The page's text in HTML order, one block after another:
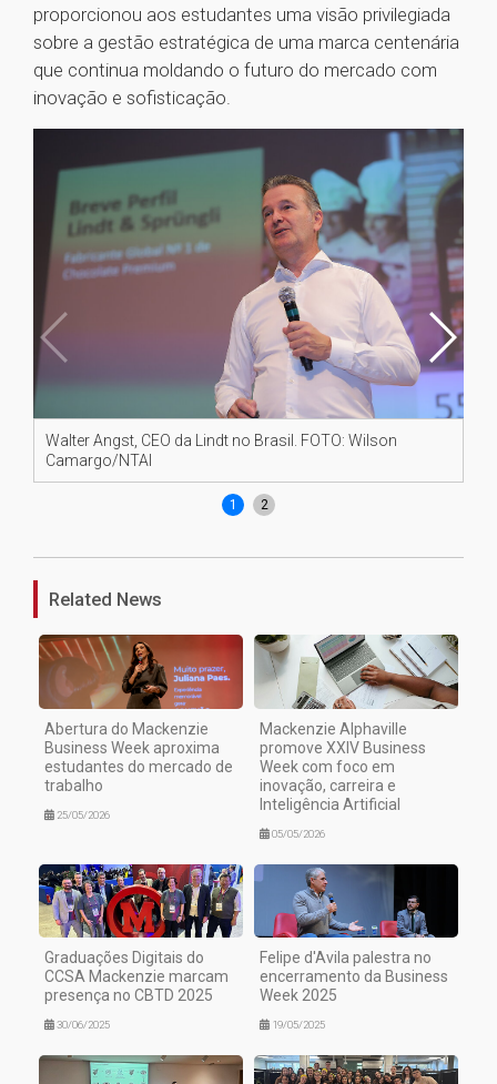
proporcionou aos estudantes uma visão privilegiada
sobre a gestão estratégica de uma marca centenária
que continua moldando o futuro do mercado com
inovação e sofisticação.
Walter Angst, CEO da Lindt no Brasil. FOTO: Wilson
Camargo/NTAI
1 2
Related News
Abertura do Mackenzie
Business Week aproxima
estudantes do mercado de
trabalho
25/05/2026
Mackenzie Alphaville
promove XXIV Business
Week com foco em
inovação, carreira e
Inteligência Artificial
05/05/2026
Graduações Digitais do
CCSA Mackenzie marcam
presença no CBTD 2025
30/06/2025
Felipe d'Avila palestra no
encerramento da Business
Week 2025
19/05/2025